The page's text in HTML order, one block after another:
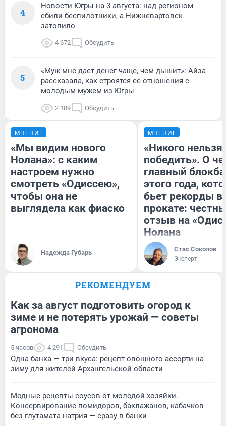
4
Новости Югры на 3 августа: над регионом
сбили беспилотники, а Нижневартовск
затопило
4 672 Обсудить
5
«Муж мне дает денег чаще, чем дышит»: Айза
рассказала, как строятся ее отношения с
молодым мужем из Югры
2 109 Обсудить
МНЕНИЕ
«Мы видим нового
Нолана»: с каким
настроем нужно
смотреть «Одиссею»,
чтобы она не
выглядела как фиаско
Надежда Губарь
МНЕНИЕ
«Никого нельзя
победить». О
главный
этого года,
бьет рекорды в
прокате:
отзыв на
Нолана
Стас Соколов
Эксперт
РЕКОМЕНДУЕМ
Как за август подготовить огород к
зиме и не потерять урожай — советы
агронома
5 часов 4 291 Обсудить
Одна банка — три вкуса: рецепт овощного ассорти на
зиму для жителей Архангельской области
Модные рецепты соусов от молодой хозяйки.
Консервирование помидоров, баклажанов, кабачков
без глутамата натрия — сразу в банки